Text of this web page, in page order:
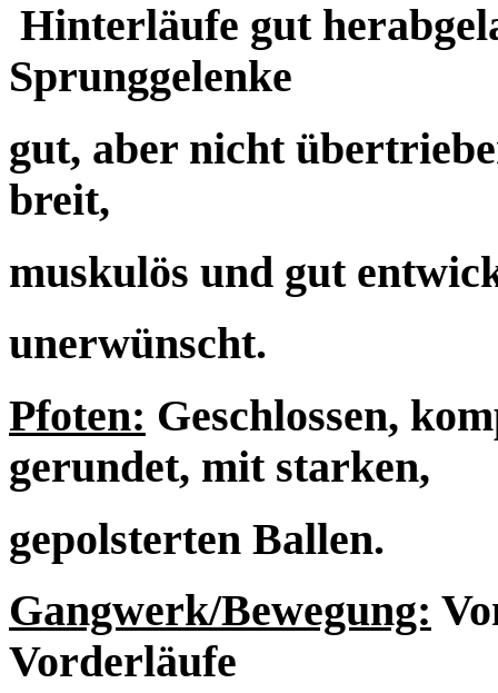
Hinterläufe gut
Sprunggelenke
gut, aber nicht
breit,
muskulös und gut
unerwünscht.
Pfoten: Geschlossen,
gerundet, mit starken,
gepolsterten Ballen.
Gangwerk/Bewegung:
Vorderläufe